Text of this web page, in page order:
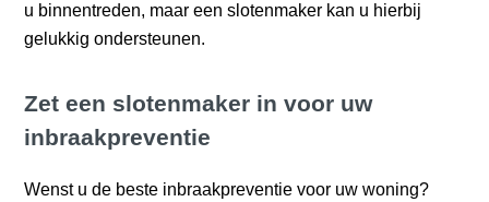
u binnentreden, maar een slotenmaker kan u hierbij
gelukkig ondersteunen.
Zet een slotenmaker in voor uw
inbraakpreventie
Wenst u de beste inbraakpreventie voor uw woning?